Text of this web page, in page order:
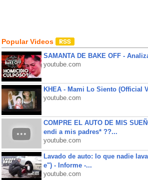
Popular Videos
SAMANTA DE BAKE OFF -
youtube.com
KHEA - Mami Lo Siento (Official
youtube.com
COMPRE EL AUTO DE MIS
endi a mis padres* ??...
youtube.com
Lavado de auto: lo que nadie
e") - Informe -...
youtube.com